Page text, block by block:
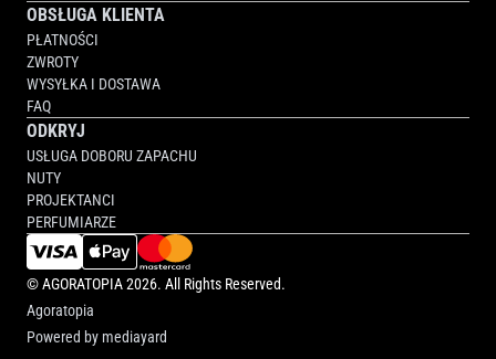
OBSŁUGA KLIENTA
PŁATNOŚCI
ZWROTY
WYSYŁKA I DOSTAWA
FAQ
ODKRYJ
USŁUGA DOBORU ZAPACHU
NUTY
PROJEKTANCI
PERFUMIARZE
©AGORATOPIA2026. All Rights Reserved.
Agoratopia
Powered by mediayard